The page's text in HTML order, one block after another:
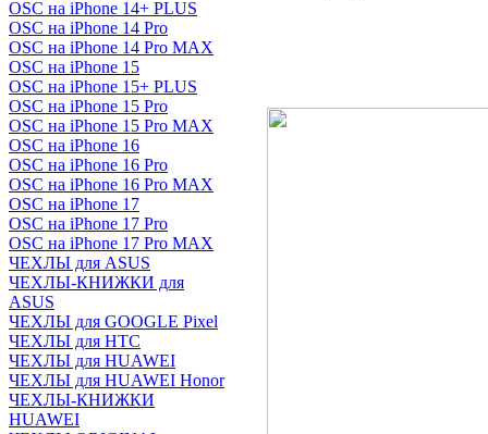
OSC на iPhone 14+ PLUS
OSC на iPhone 14 Pro
OSC на iPhone 14 Pro MAX
OSC на iPhone 15
OSC на iPhone 15+ PLUS
OSC на iPhone 15 Pro
OSC на iPhone 15 Pro MAX
OSC на iPhone 16
OSC на iPhone 16 Pro
OSC на iPhone 16 Pro MAX
OSC на iPhone 17
OSC на iPhone 17 Pro
OSC на iPhone 17 Pro MAX
ЧЕХЛЫ для ASUS
ЧЕХЛЫ-КНИЖКИ для
ASUS
ЧЕХЛЫ для GOOGLE Pixel
ЧЕХЛЫ для HTC
ЧЕХЛЫ для HUAWEI
ЧЕХЛЫ для HUAWEI Honor
ЧЕХЛЫ-КНИЖКИ
HUAWEI